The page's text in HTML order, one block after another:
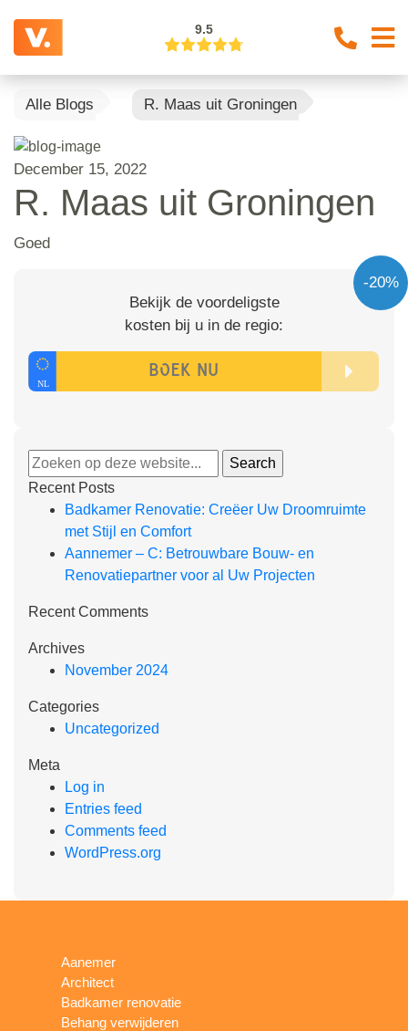
9.5
Alle Blogs R. Maas uit Groningen
December 15, 2022
R. Maas uit Groningen
Goed
-20%
Bekijk de voordeligste
kosten bij u in de regio:
Recent Posts
Badkamer Renovatie: Creëer Uw Droomruimte
met Stijl en Comfort
Aannemer – C: Betrouwbare Bouw- en
Renovatiepartner voor al Uw Projecten
Recent Comments
Archives
November 2024
Categories
Uncategorized
Meta
Log in
Entries feed
Comments feed
WordPress.org
Aanemer
Architect
Badkamer renovatie
Behang verwijderen